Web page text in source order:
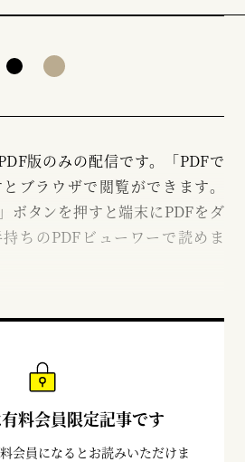
版のみの配信です。「PDFで
ブラウザで閲覧ができます。
ボタンを押すと端末にPDFをダ
ちのPDFビューワーで読めま
料会員限定記事です
会員になるとお読みいただけま